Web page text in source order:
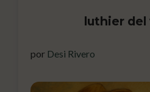
luthier del
por Desi Rivero